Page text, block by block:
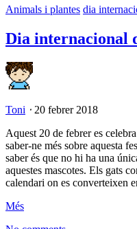
Animals i plantes dia
Dia internacional
Toni ⋅ 20 febrer 2018
Aquest 20 de febrer es
saber-ne més sobre aquesta
saber és que no hi ha una
aquestes mascotes. Els gats
calendari on es converteixen
Més